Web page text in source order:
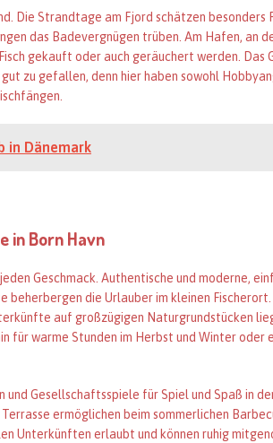
Die Strandtage am Fjord schätzen besonders
das Badevergnügen trüben. Am Hafen, an
gekauft oder auch geräuchert werden. Das
zu gefallen, denn hier haben sowohl
in Dänemark
in Born Havn
Geschmack. Authentische und moderne,
beherbergen die Urlauber im kleinen
auf großzügigen Naturgrundstücken
für warme Stunden im Herbst und Winter oder
und Gesellschaftsspiele für Spiel und Spaß in
ermöglichen beim sommerlichen
Unterkünften erlaubt und können ruhig